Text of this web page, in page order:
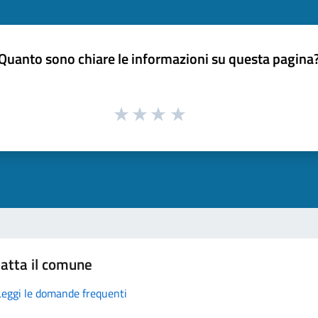
sono chiare le informazioni su questa
il comune
le domande frequenti